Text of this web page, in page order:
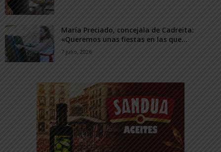
María Preciado, concejala de Cadreita:
«Queremos unas fiestas en las que...
7 julio, 2026